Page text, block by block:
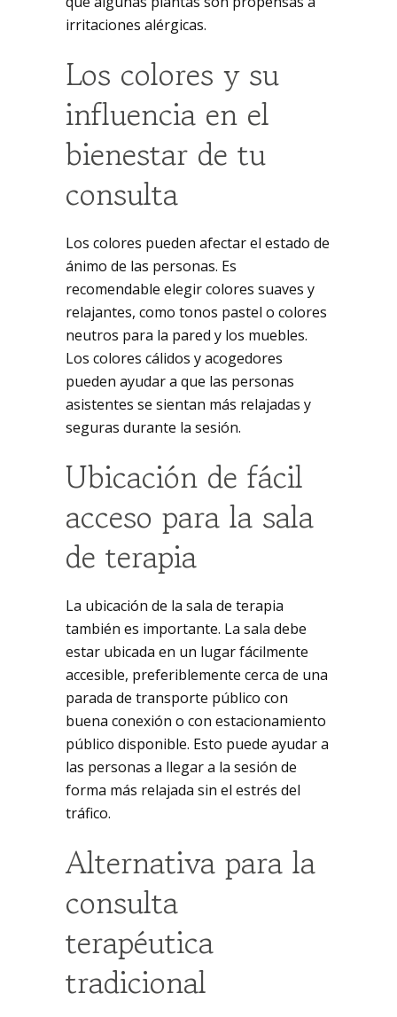
irritaciones alérgicas.
Los colores y su
influencia en el
bienestar de tu
consulta
Los colores pueden afectar el estado de
ánimo de las personas. Es
recomendable elegir colores suaves y
relajantes, como tonos pastel o colores
neutros para la pared y los muebles.
Los colores cálidos y acogedores
pueden ayudar a que las personas
asistentes se sientan más relajadas y
seguras durante la sesión.
Ubicación de fácil
acceso para la sala
de terapia
La ubicación de la sala de terapia
también es importante. La sala debe
estar ubicada en un lugar fácilmente
accesible, preferiblemente cerca de una
parada de transporte público con
buena conexión o con estacionamiento
público disponible. Esto puede ayudar a
las personas a llegar a la sesión de
forma más relajada sin el estrés del
tráfico.
Alternativa para la
consulta
terapéutica
tradicional